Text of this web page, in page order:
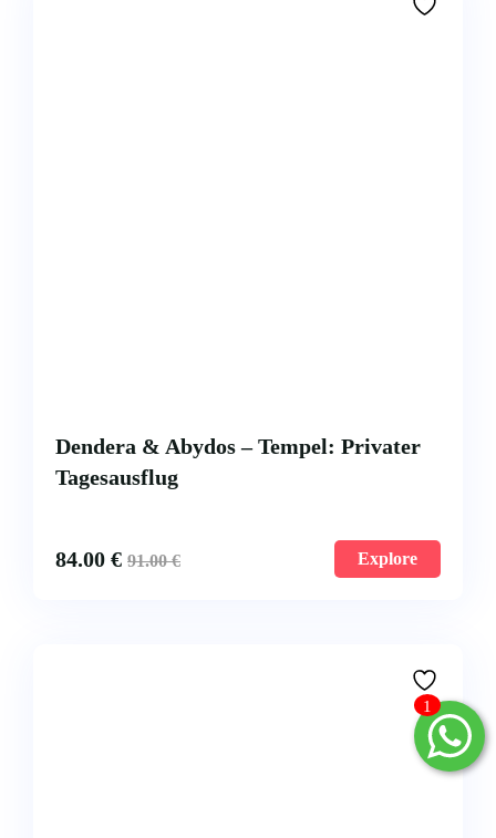
Dendera & Abydos – Tempel: Privater
Tagesausflug
84.00 € 91.00€ Explore
1